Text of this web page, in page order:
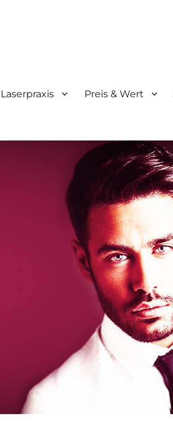
Laserpraxis Preis & Wert